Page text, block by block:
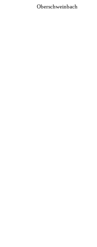
Oberschweinbach